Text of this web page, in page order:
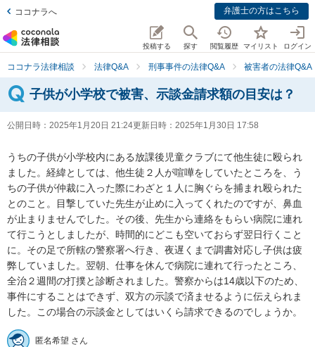
ココナラへ 弁護士の方はこちら
投稿する 探す 閲覧履歴 マイリスト ログイン
ココナラ法律相談 法律Q&A 刑事事件の法律Q&A 被害者の法律Q&A
子供が小学校で被害、示談金請求額の目安は？
公開日時： 2025年1月20日 21:24更新日時： 2025年1月30日 17:58
うちの子供が小学校内にある放課後児童クラブにて他生徒に殴られ
ました。経緯としては、他生徒２人が喧嘩をしていたところを、う
ちの子供が仲裁に入った際にわざと１人に胸ぐらを捕まれ殴られた
とのこと。目撃していた先生が止めに入ってくれたのですが、鼻血
が止まりませんでした。その後、先生から連絡をもらい病院に連れ
て行こうとしましたが、時間的にどこも空いておらず翌日行くこと
に。その足で所轄の警察署へ行き、夜遅くまで調書対応し子供は疲
弊していました。翌朝、仕事を休んで病院に連れて行ったところ、
全治２週間の打撲と診断されました。警察からは14歳以下のため、
事件にすることはできず、双方の示談で済ませるように伝えられま
した。この場合の示談金としてはいくら請求できるのでしょうか。
匿名希望 さん